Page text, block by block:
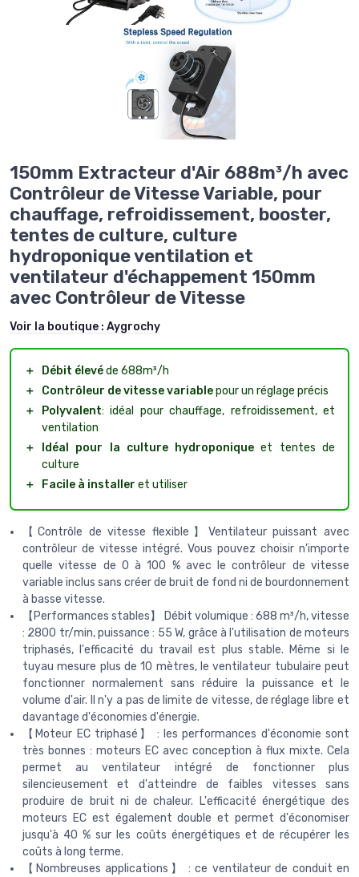
150mm Extracteur d'Air 688m³/h avec
Contrôleur de Vitesse Variable, pour
chauffage, refroidissement, booster,
tentes de culture, culture
hydroponique ventilation et
ventilateur d'échappement 150mm
avec Contrôleur de Vitesse
Voir la boutique : Aygrochy
＋ Débit élevéde 688m³/h
＋
Contrôleur de vitesse variablepour un réglage précis
＋
Polyvalent: idéal pour chauffage, refroidissement, et
ventilation
＋
Idéal pour la culture hydroponique et tentes de
culture
＋
Facile à installer et utiliser
【Contrôle de vitesse flexible】Ventilateur puissant avec
contrôleur de vitesse intégré. Vous pouvez choisir n'importe
quelle vitesse de 0 à 100 % avec le contrôleur de vitesse
variable inclus sans créer de bruit de fond ni de bourdonnement
à basse vitesse.
【Performances stables】 Débit volumique : 688 m³/h, vitesse
: 2800 tr/min, puissance : 55 W, grâce à l'utilisation de moteurs
triphasés, l'efficacité du travail est plus stable. Même si le
tuyau mesure plus de 10 mètres, le ventilateur tubulaire peut
fonctionner normalement sans réduire la puissance et le
volume d'air. Il n'y a pas de limite de vitesse, de réglage libre et
davantage d'économies d'énergie.
【Moteur EC triphasé】 : les performances d'économie sont
très bonnes : moteurs EC avec conception à flux mixte. Cela
permet au ventilateur intégré de fonctionner plus
silencieusement et d'atteindre de faibles vitesses sans
produire de bruit ni de chaleur. L'efficacité énergétique des
moteurs EC est également double et permet d'économiser
jusqu'à 40 % sur les coûts énergétiques et de récupérer les
coûts à long terme.
【Nombreuses applications】 : ce ventilateur de conduit en